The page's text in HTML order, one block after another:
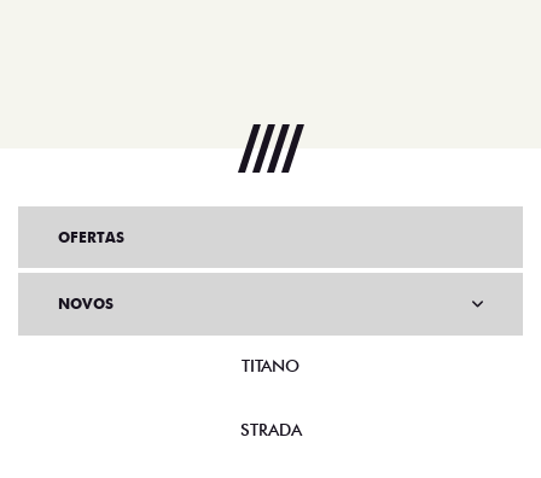
OFERTAS
NOVOS
TITANO
STRADA